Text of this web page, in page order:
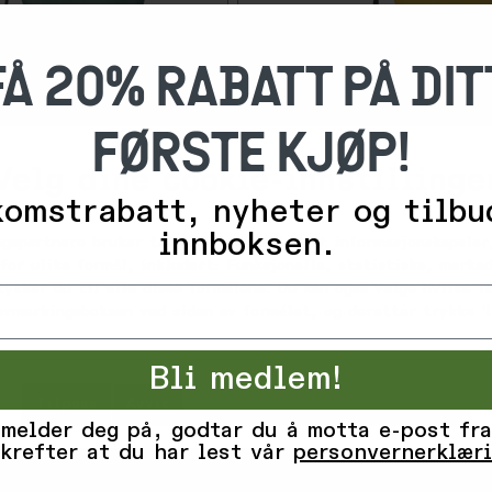
Green
1 490,-
%
Niseko 2.0, Yellow
Velg dine cookie-innstillinger
bruker teknologier, inkludert
du til alle disse formålene. Du kan også velge hvilke
ved siden av formålet, og deretter trykke
20% RABATT PÅ
FØRSTE KJØP!
nyheter og
innboksen.
Bli medlem!
melder deg på, godtar du å motta e-post
at du har lest vår